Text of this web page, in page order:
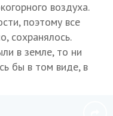
воздуха.
поэтому все
сохранялось.
в земле, то ни
бы в том виде, в